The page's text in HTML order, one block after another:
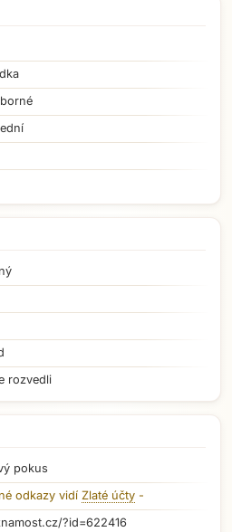
rozvedli
pokus
odkazy vidí Zlaté účty -
?id=622416